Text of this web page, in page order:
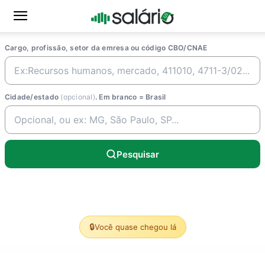
Cargo, profissão, setor da emresa ou código CBO/CNAE
Cidade/estado (opcional). Em branco = Brasil
Pesquisar
🔒Você quase chegou lá